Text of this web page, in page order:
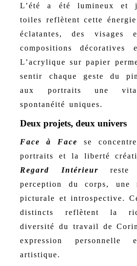
L’été a été lumineux et
toiles reflètent cette
éclatantes, des visages
compositions décoratives
L’acrylique sur papier
sentir chaque geste du
aux portraits une
spontanéité uniques.
Deux projets, deux univers
Face à Face
se
portraits et la liberté
Regard Intérieur reste
perception du corps, une
picturale et introspective.
distincts reflètent la
diversité du travail de
expression personnelle
artistique.